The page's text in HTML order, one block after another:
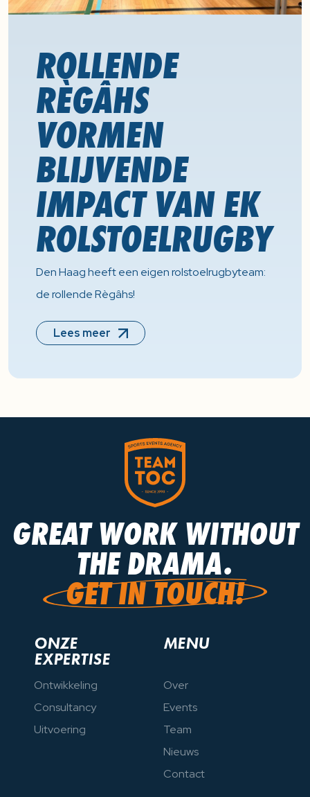
ROLLENDE
RÈGÂHS
VORMEN
BLIJVENDE
IMPACT VAN EK
ROLSTOELRUGBY
Den Haag heeft een eigen rolstoelrugbyteam:
de rollende Règâhs!
Lees meer
GREAT WORK WITHOUT
THE DRAMA.
GET IN TOUCH!
GREAT WORK WITHOUT
THE DRAMA.
GET IN TOUCH!
ONZE
EXPERTISE
Ontwikkeling
Consultancy
Uitvoering
MENU
Over
Events
Team
Nieuws
Contact